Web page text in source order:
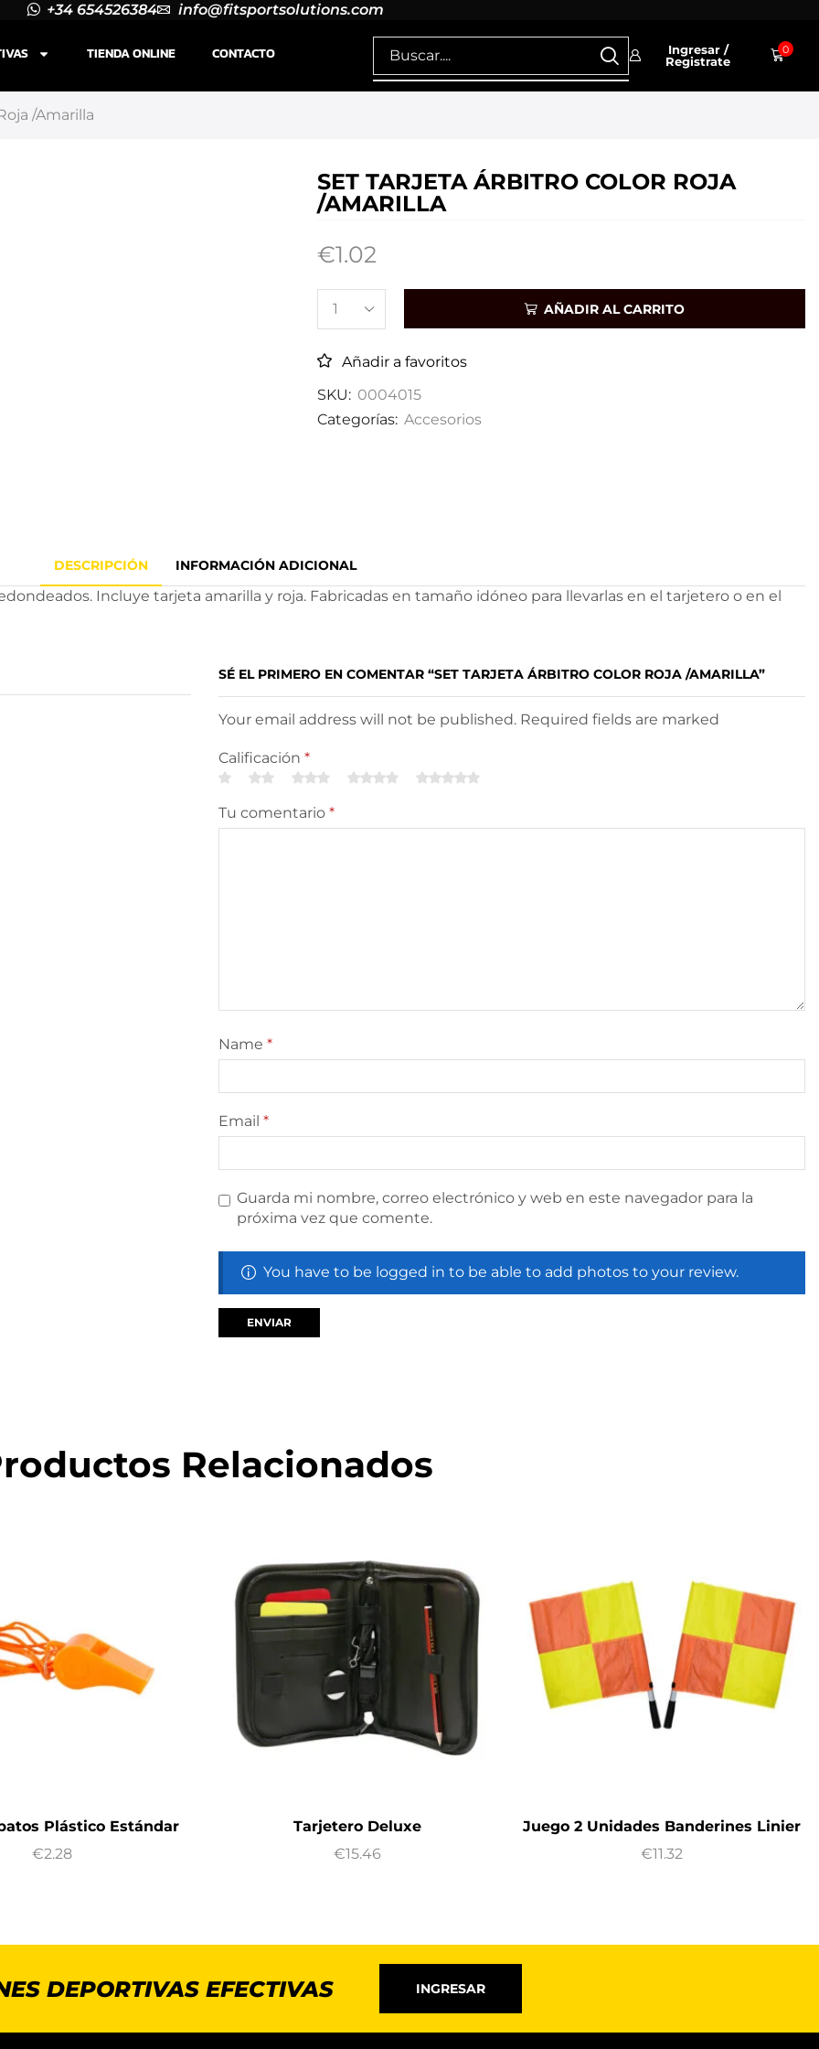
+34 654526384 info@fitsportsolutions.com
TIENDA ONLINE CONTACTO
Ingresar /
Registrate
0
/Amarilla
SET TARJETA ÁRBITRO COLOR ROJA
/AMARILLA
€1.02
AÑADIR AL CARRITO
Añadir a favoritos
SKU: 0004015
Categorías: Accesorios
DESCRIPCIÓN INFORMACIÓN ADICIONAL
Incluye tarjeta amarilla y roja. Fabricadas en tamaño idóneo para llevarlas en el tarjetero o en el
SÉ EL PRIMERO EN COMENTAR “SET TARJETA ÁRBITRO COLOR ROJA /AMARILLA”
Your email address will not be published. Required fields are marked
Calificación *
Tu comentario *
Name *
Email *
Guarda mi nombre, correo electrónico y web en este navegador para la
próxima vez que comente.
You have to be logged in to be able to add photos to your review.
Relacionados
Plástico Estándar
€2.28
Tarjetero Deluxe
€15.46
Juego 2 Unidades Banderines Linier
€11.32
DEPORTIVAS EFECTIVAS INGRESAR